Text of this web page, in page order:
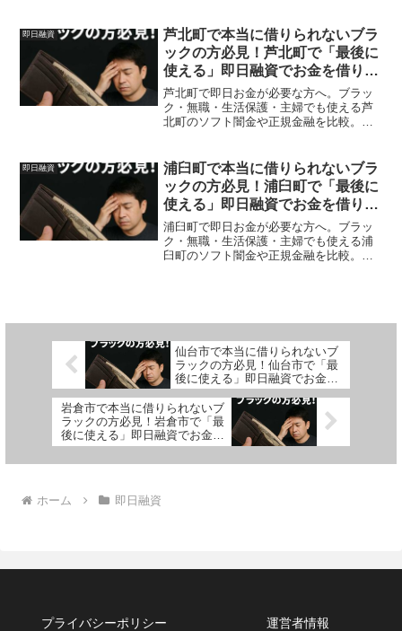
即日融資
芦北町で本当に借りられないブラ
ックの方必見！芦北町で「最後に
使える」即日融資でお金を借りる
方法を紹介！
芦北町で即日お金が必要な方へ。ブラッ
ク・無職・生活保護・主婦でも使える芦
北町のソフト闇金や正規金融を比較。安
即日融資
浦臼町で本当に借りられないブラ
ックの方必見！浦臼町で「最後に
使える」即日融資でお金を借りる
方法を紹介！
浦臼町で即日お金が必要な方へ。ブラッ
ク・無職・生活保護・主婦でも使える浦
臼町のソフト闇金や正規金融を比較。安
仙台市で本当に借りられないブ
ラックの方必見！仙台市で「最
後に使える」即日融資でお金を
借りる方法を紹介！
岩倉市で本当に借りられないブ
ラックの方必見！岩倉市で「最
後に使える」即日融資でお金を
借りる方法を紹介！
ホーム 即日融資
プライバシーポリシー 運営者情報